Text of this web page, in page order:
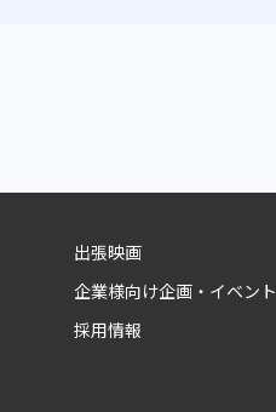
出張映画
企業様向け企画・イベント
採用情報